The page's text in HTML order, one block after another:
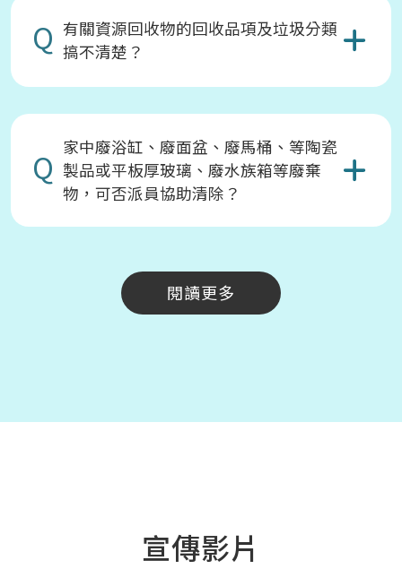
Q 有關資源回收物的回收品項及垃圾分類
搞不清楚？
Q 家中廢浴缸、廢面盆、廢馬桶、等陶瓷
製品或平板厚玻璃、廢水族箱等廢棄
物，可否派員協助清除？
閱讀更多
宣傳影片